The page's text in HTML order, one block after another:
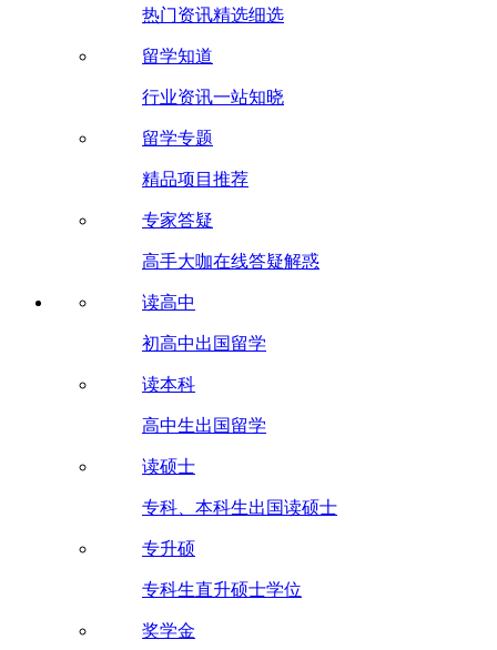
热门资讯精选细选
留学知道
行业资讯一站知晓
留学专题
精品项目推荐
专家答疑
高手大咖在线答疑解惑
读高中
初高中出国留学
读本科
高中生出国留学
读硕士
专科、本科生出国读硕士
专升硕
专科生直升硕士学位
奖学金